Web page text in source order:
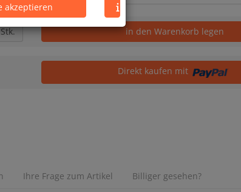
Stk. in den Warenkorb legen
Direkt kaufen mit
Ihre Frage zum Artikel Billiger gesehen?
akzeptieren